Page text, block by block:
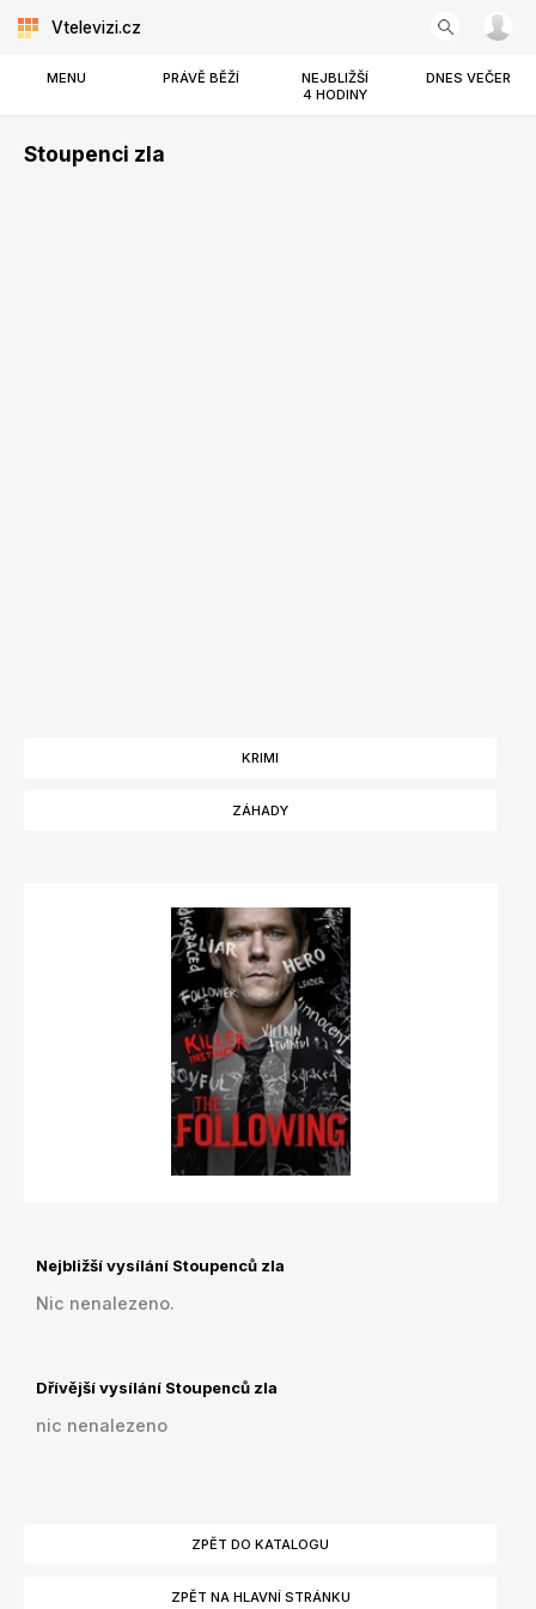
Vtelevizi.cz
MENU PRÁVĚ BĚŽÍ
NEJBLIŽŠÍ
4 HODINY
DNES VEČER
Stoupenci zla
KRIMI
ZÁHADY
Nejbližší vysílání Stoupenců zla
Nic nenalezeno.
Dřívější vysílání Stoupenců zla
nic nenalezeno
ZPĚT DO KATALOGU
ZPĚT NA HLAVNÍ STRÁNKU